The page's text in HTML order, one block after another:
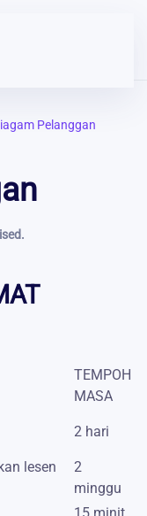
Pelanggan
.
TEMPOH
MASA
2 hari
lesen
2
minggu